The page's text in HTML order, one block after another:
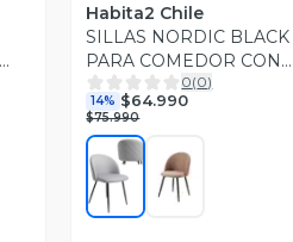
Habita2 Chile
SILLAS NORDIC BLACK
PARA COMEDOR CON
BASE METALICA COLOR
NEGRO ASIENTO TAPIZ
LINO
0(0)
14% $64.990
$75.990